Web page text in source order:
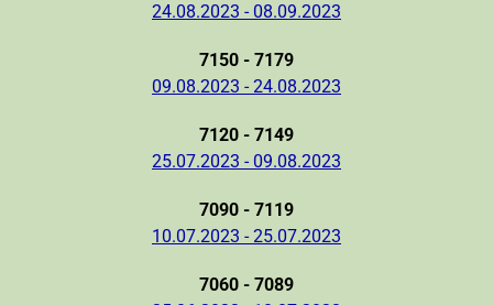
24.08.2023 - 08.09.2023
7150 - 7179
09.08.2023 - 24.08.2023
7120 - 7149
25.07.2023 - 09.08.2023
7090 - 7119
10.07.2023 - 25.07.2023
7060 - 7089